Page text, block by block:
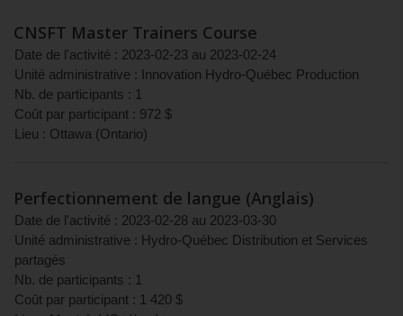
CNSFT Master Trainers Course
Date de l'activité : 2023-02-23 au 2023-02-24
Unité administrative :
Innovation Hydro-Québec Production
Nb. de participants : 1
Coût par participant : 972 $
Lieu : Ottawa (Ontario)
Perfectionnement de langue (Anglais)
Date de l'activité : 2023-02-28 au 2023-03-30
Unité administrative : Hydro-Québec Distribution et Services
partagés
Nb. de participants : 1
Coût par participant : 1 420 $